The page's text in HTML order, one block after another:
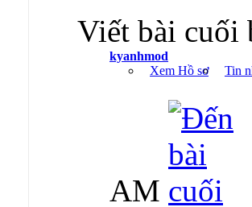
Viết bài cuối
kyanhmod
Xem Hồ sơ
Tin
AM